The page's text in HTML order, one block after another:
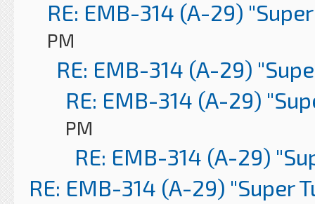
RE: EMB-314 (A-29)
PM
RE: EMB-314 (A-29)
RE: EMB-314 (A-29)
PM
RE: EMB-314 (A-29)
RE: EMB-314 (A-29) "Super